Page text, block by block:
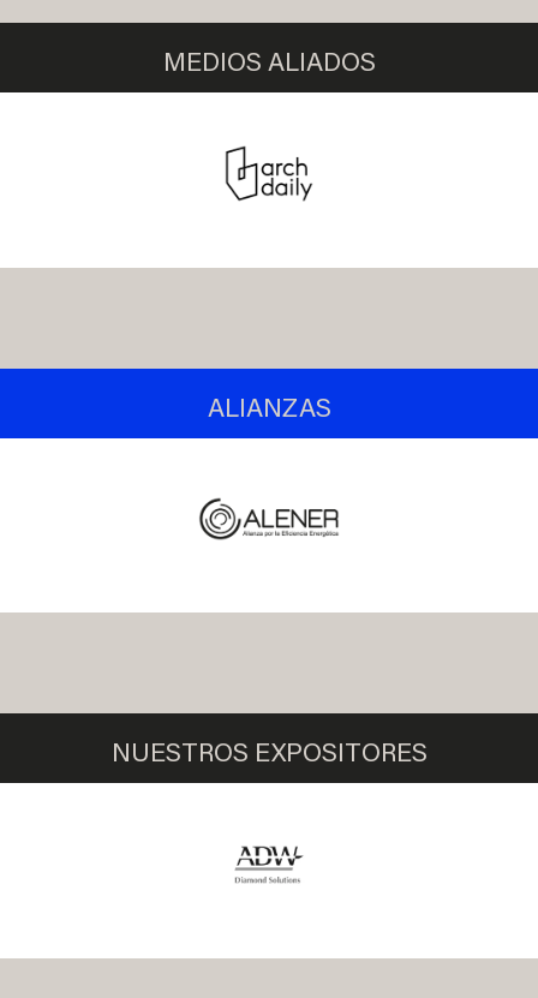
MEDIOS ALIADOS
ALIANZAS
NUESTROS EXPOSITORES